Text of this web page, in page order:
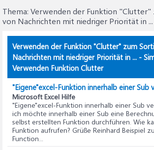
Thema: Verwenden der Funktion "Clutter"
von Nachrichten mit niedriger Priorität in ...
Verwenden der Funktion "Clutter" zum
Nachrichten mit niedriger Priorität in ... -
Verwenden Funktion Clutter
"Eigene"excel-Funktion innerhalb einer Sub
Microsoft Excel Hilfe
"Eigene"excel-Funktion innerhalb einer Sub
ich möchte innerhalb einer Sub eine
selbst erstellten Funktion durchführen. Wie
Funktion aufrufen? Grüße Reinhard Beispiel
Function...